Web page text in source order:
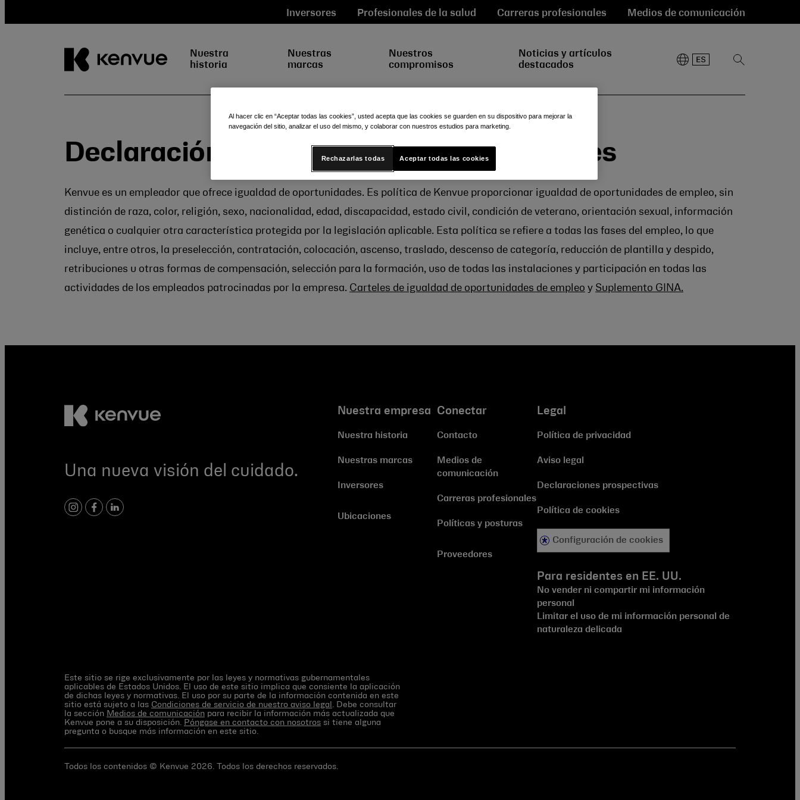
Inversores Profesionales de la salud Carreras profesionales Medios de comunicación
Nuestra
historia
Nuestras
marcas
Nuestros
compromisos
Noticias y artículos
destacados
Mostrar
Declaración de igualdad de oportunidades
Kenvue es un empleador que ofrece igualdad de oportunidades. Es política de Kenvue proporcionar igualdad de oportunidades de empleo, sin
distinción de raza, color, religión, sexo, nacionalidad, edad, discapacidad, estado civil, condición de veterano, orientación sexual, información
genética o cualquier otra característica protegida por la legislación aplicable. Esta política se refiere a todas las fases del empleo, lo que
incluye, entre otros, la preselección, contratación, colocación, ascenso, traslado, descenso de categoría, reducción de plantilla y despido,
retribuciones u otras formas de compensación, selección para la formación, uso de todas las instalaciones y participación en todas las
actividades de los empleados patrocinadas por la empresa. Carteles de igualdad de oportunidades de empleo y Suplemento GINA.
Una nueva visión del cuidado.
instagram
facebook
linkedin
Nuestra empresa
Nuestra historia
Nuestras marcas
Inversores
Ubicaciones
Conectar
Contacto
Medios de
comunicación
Carreras profesionales
Políticas y posturas
Proveedores
Legal
Política de privacidad
Aviso legal
Declaraciones prospectivas
Política de cookies
Configuración de cookies
Para residentes en EE. UU.
No vender ni compartir mi información
personal
Limitar el uso de mi información personal de
naturaleza delicada
Este sitio se rige exclusivamente por las leyes y normativas gubernamentales
aplicables de Estados Unidos. El uso de este sitio implica que consiente la aplicación
de dichas leyes y normativas. El uso por su parte de la información contenida en este
sitio está sujeto a las Condiciones de servicio de nuestro aviso legal
. Debe consultar
la sección Medios de comunicación para recibir la información más actualizada que
Kenvue pone a su disposición.
Póngase en contacto con nosotros si tiene alguna
pregunta o busque más información en este sitio.
Todos los contenidos © Kenvue 2026. Todos los derechos reservados.
Al hacer clic en “Aceptar todas las cookies”, usted acepta que las cookies se guarden en su dispositivo para mejorar la
navegación del sitio, analizar el uso del mismo, y colaborar con nuestros estudios para marketing.
Rechazarlas todas Aceptar todas las cookies